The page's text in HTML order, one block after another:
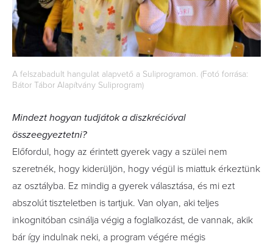
A felszabadult hangulat alapvető a Suliprogramon. (Fotó forrása:
Bátor Tábor Alapítvány Suliprogram)
Mindezt hogyan tudjátok a diszkrécióval
összeegyeztetni?
Előfordul, hogy az érintett gyerek vagy a szülei nem
szeretnék, hogy kiderüljön, hogy végül is miattuk érkeztünk
az osztályba. Ez mindig a gyerek választása, és mi ezt
abszolút tiszteletben is tartjuk. Van olyan, aki teljes
inkognitóban csinálja végig a foglalkozást, de vannak, akik
bár így indulnak neki, a program végére mégis